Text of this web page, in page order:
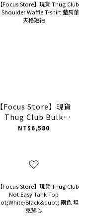
【Focus Store】現貨
Thug Club Bulk
Shoulder Waffle T-
NT$6,580